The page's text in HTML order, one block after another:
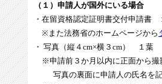
（１）申請人が国外にいる場合
・在留資格認定証明書交付申請書
※また法務省のホームページから
・ 写真（縦４cm×横３cm） １葉
※申請前３か月以内に正面から撮
写真の裏面に申請人の氏名を記